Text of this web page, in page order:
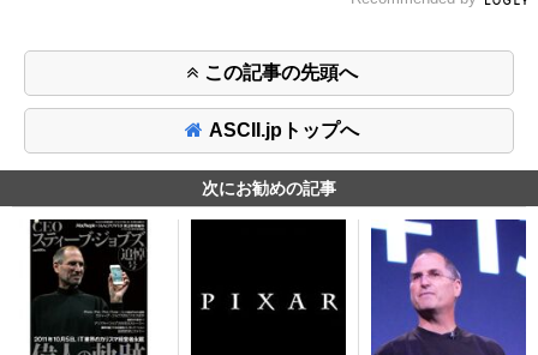
この記事の先頭へ
ASCII.jpトップへ
次にお勧めの記事